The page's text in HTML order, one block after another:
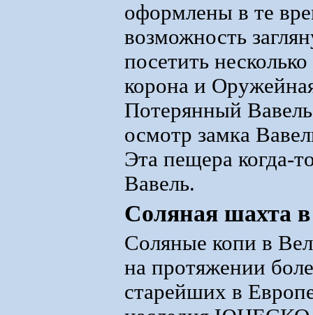
оформлены в те
возможность
посетить
корона и
Потерянный
осмотр замка
Эта пещера когда-
Вавель.
Соляная шахта
Соляные копи в
на протяжении
старейших в